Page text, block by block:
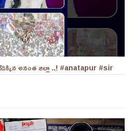
అనంత జిల్లా ..! #anatapur #sir